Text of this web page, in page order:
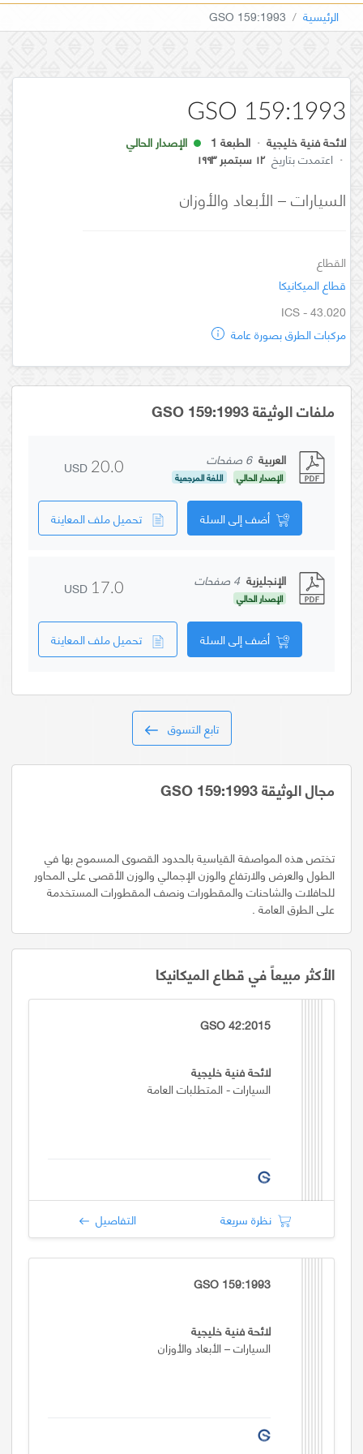
الرئيسية GSO 159:1993
GSO 159:1993
لائحة فنية خليجية · الطبعة 1
الإصدار الحالي
· اعتمدت بتاريخ ١٢ سبتمبر ١٩٩٣
السيارات – الأبعاد والأوزان
القطاع
قطاع الميكانيكا
ICS - 43.020
مركبات الطرق بصورة عامة
ملفات الوثيقة GSO 159:1993
العربية 6 صفحات
الإصدار الحالي اللغة المرجعية USD 20.0
أضف إلى السلة تحميل ملف المعاينة
الإنجليزية 4 صفحات
الإصدار الحالي USD 17.0
أضف إلى السلة تحميل ملف المعاينة
تابع التسوق
مجال الوثيقة GSO 159:1993
تختص هذه المواصفة القياسية بالحدود القصوى المسموح بها في
الطول والعرض والارتفاع والوزن الإجمالي والوزن الأقصى على المحاور
للحافلات والشاحنات والمقطورات ونصف المقطورات المستخدمة
على الطرق العامة .
الأكثر مبيعاً في قطاع الميكانيكا
GSO 42:2015
لائحة فنية خليجية
السيارات - المتطلبات العامة
نظرة سريعة التفاصيل
GSO 159:1993
لائحة فنية خليجية
السيارات – الأبعاد والأوزان